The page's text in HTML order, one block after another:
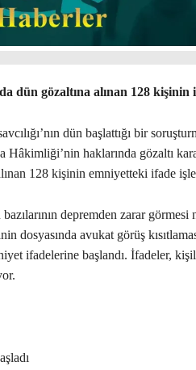
dün gözaltına alınan 128 kişinin
dün başlattığı bir
Hâkimliği’nin haklarında gözaltı
128 kişinin emniyetteki ifade
depremden zarar görmesi
dosyasında avukat görüş
ifadelerine başlandı. İfadeler,